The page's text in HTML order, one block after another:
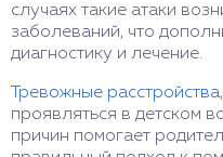
случаях такие атаки
заболеваний, что
диагностику и лечение.
Тревожные расстройства
проявляться в детском
причин помогает